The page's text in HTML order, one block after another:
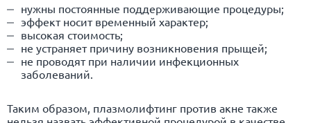
нужны постоянные поддерживающие процедуры;
эффект носит временный характер;
высокая стоимость;
не устраняет причину возникновения прыщей;
не проводят при наличии инфекционных
заболеваний.
Таким образом, плазмолифтинг против акне также